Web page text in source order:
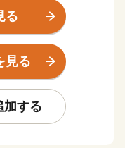
き」を目指し、さ
」と思ってくださ
市を応援いただけ
る
見る
加する